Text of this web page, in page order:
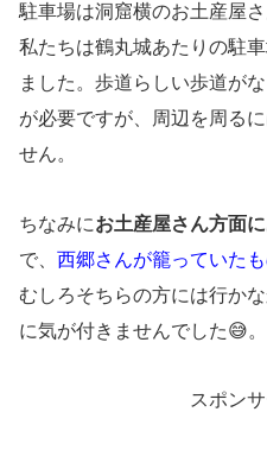
駐車場は洞窟横のお土産屋
私たちは鶴丸城あたりの駐
ました。歩道らしい歩道が
が必要ですが、周辺を周る
せん。
ちなみにお土産屋さん方面
で、 西郷さんが籠っていた
むしろそちらの方には行か
に気が付きませんでした😅。
スポン